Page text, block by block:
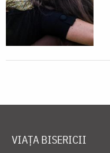
VIAȚA BISERICII